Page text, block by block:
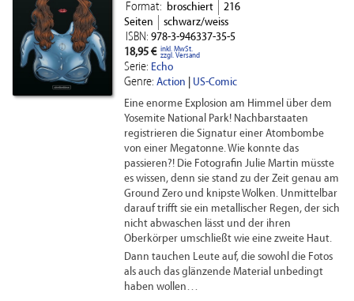
Format: broschiert
216
Seiten
schwarz/weiss
ISBN: 978-3-946337-35-5
18,95 € inkl. MwSt.
zzgl. Versand
Serie: Echo
Genre: Action
US-Comic
Eine enorme Explosion am Himmel über dem
Yosemite National Park! Nachbarstaaten
registrieren die Signatur einer Atombombe
von einer Megatonne. Wie konnte das
passieren?! Die Fotografin Julie Martin müsste
es wissen, denn sie stand zu der Zeit genau am
Ground Zero und knipste Wolken. Unmittelbar
darauf trifft sie ein metallischer Regen, der sich
nicht abwaschen lässt und der ihren
Oberkörper umschließt wie eine zweite Haut.
Dann tauchen Leute auf, die sowohl die Fotos
als auch das glänzende Material unbedingt
haben wollen…